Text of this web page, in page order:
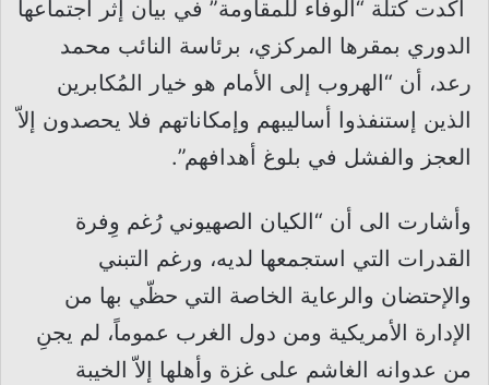
أكدت كتلة “الوفاء للمقاومة” في بيان إثر اجتماعها
الدوري بمقرها المركزي، برئاسة النائب محمد
رعد، أن “الهروب إلى الأمام هو خيار المُكابرين
الذين إستنفذوا أساليبهم وإمكاناتهم فلا يحصدون إلاّ
العجز والفشل في بلوغ أهدافهم”.
وأشارت الى أن “الكيان الصهيوني رُغم وِفرة
القدرات التي استجمعها لديه، ورغم التبني
والإحتضان والرعاية الخاصة التي حظّي بها من
الإدارة الأمريكية ومن دول الغرب عموماً، لم يجنِ
من عدوانه الغاشم على غزة وأهلها إلاّ الخيبة